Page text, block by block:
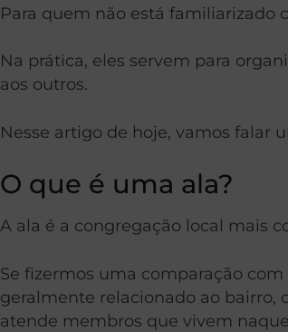
Para quem não está familiarizado
Na prática, eles servem para
aos outros.
Nesse artigo de hoje, vamos falar
O que é uma ala?
A ala é a congregação local mais
Se fizermos uma comparação
geralmente relacionado ao bairro,
atende membros que vivem